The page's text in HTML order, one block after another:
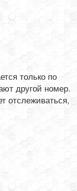
только по
другой номер.
отслеживаться,